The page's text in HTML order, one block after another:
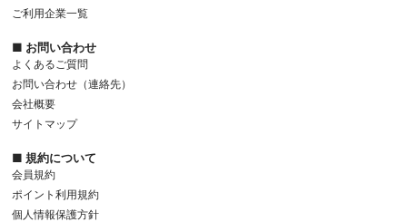
ご利用企業一覧
■ お問い合わせ
よくあるご質問
お問い合わせ（連絡先）
会社概要
サイトマップ
■ 規約について
会員規約
ポイント利用規約
個人情報保護方針